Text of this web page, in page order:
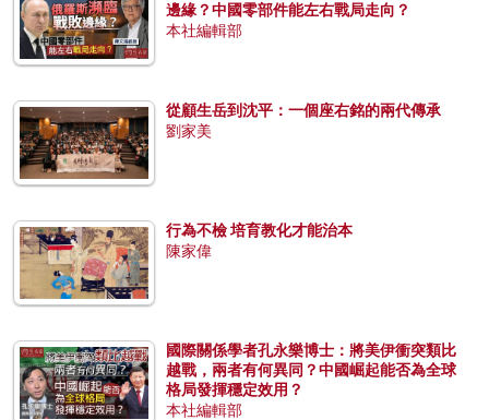
邊緣？中國零部件能左右戰局走向？
本社編輯部
從顧生岳到沈平：一個座右銘的兩代傳承
劉家美
行為不檢 培育教化才能治本
陳家偉
國際關係學者孔永樂博士：將美伊衝突類比
越戰，兩者有何異同？中國崛起能否為全球
格局發揮穩定效用？
本社編輯部